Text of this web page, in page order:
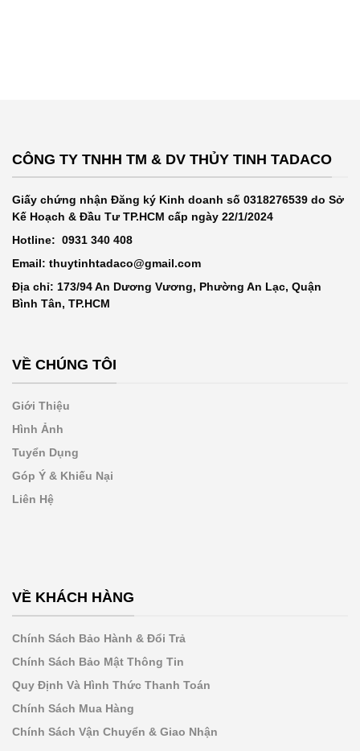
CÔNG TY TNHH TM & DV THỦY TINH TADACO
Giấy chứng nhận Đăng ký Kinh doanh số 0318276539 do Sở
Kế Hoạch & Đầu Tư TP.HCM cấp ngày 22/1/2024
Hotline: 0931 340 408
Email: thuytinhtadaco@gmail.com
Địa chỉ: 173/94 An Dương Vương, Phường An Lạc, Quận
Bình Tân, TP.HCM
VỀ CHÚNG TÔI
Giới Thiệu
Hình Ảnh
Tuyển Dụng
Góp Ý & Khiếu Nại
Liên Hệ
VỀ KHÁCH HÀNG
Chính Sách Bảo Hành & Đổi Trả
Chính Sách Bảo Mật Thông Tin
Quy Định Và Hình Thức Thanh Toán
Chính Sách Mua Hàng
Chính Sách Vận Chuyển & Giao Nhận